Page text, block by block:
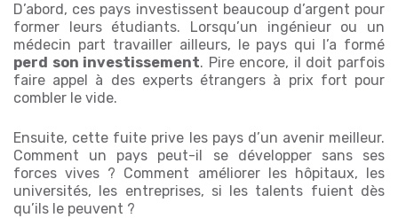
D’abord, ces pays investissent beaucoup d’argent pour
former leurs étudiants. Lorsqu’un ingénieur ou un
médecin part travailler ailleurs, le pays qui l’a formé
perd son investissement. Pire encore, il doit parfois
faire appel à des experts étrangers à prix fort pour
combler le vide.
Ensuite, cette fuite prive les pays d’un avenir meilleur.
Comment un pays peut-il se développer sans ses
forces vives ? Comment améliorer les hôpitaux, les
universités, les entreprises, si les talents fuient dès
qu’ils le peuvent ?